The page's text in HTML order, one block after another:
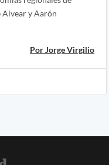
Alvear y Aarón
Por Jorge Virgilio